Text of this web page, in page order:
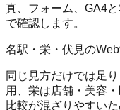
真、フォーム、GA4
で確認します。
名駅・栄・伏見の
同じ見方だけでは足
用、栄は店舗・美容
比較が混ざりやすい